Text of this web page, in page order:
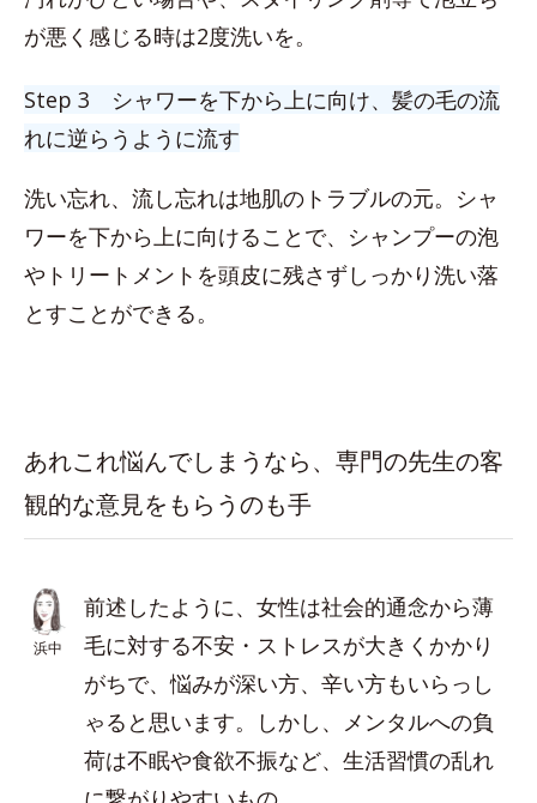
が悪く感じる時は2度洗いを。
Step 3 シャワーを下から上に向け、髪の毛の流
れに逆らうように流す
洗い忘れ、流し忘れは地肌のトラブルの元。シャ
ワーを下から上に向けることで、シャンプーの泡
やトリートメントを頭皮に残さずしっかり洗い落
とすことができる。
あれこれ悩んでしまうなら、専門の先生の客
観的な意見をもらうのも手
浜中
前述したように、女性は社会的通念から薄
毛に対する不安・ストレスが大きくかかり
がちで、悩みが深い方、辛い方もいらっし
ゃると思います。しかし、メンタルへの負
荷は不眠や食欲不振など、生活習慣の乱れ